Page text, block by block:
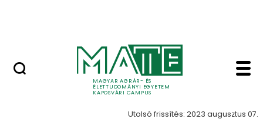
MAGYAR AGRÁR- ÉS
ÉLETTUDOMÁNYI EGYETEM
KAPOSVÁRI CAMPUS
ERASMUS+ -
ERASMUS+
Utolsó frissítés: 2023 augusztus 07.